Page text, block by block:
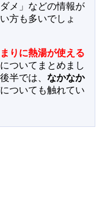
メ」などの情報が
方も多いでしょ
りに熱湯が使える
についてまとめまし
半では、 なかなか
についても触れてい